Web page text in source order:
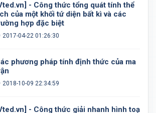
- Công thức tổng quát tính thể
của một khối tứ diện bất kì và các
hợp đặc biệt
2017-04-22 01:26:30
phương pháp tính định thức của ma
2018-10-09 22:34:59
- Công thức giải nhanh hình toạ